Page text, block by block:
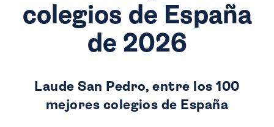
colegios de España
de 2026
Laude San Pedro, entre los 100
mejores colegios de España